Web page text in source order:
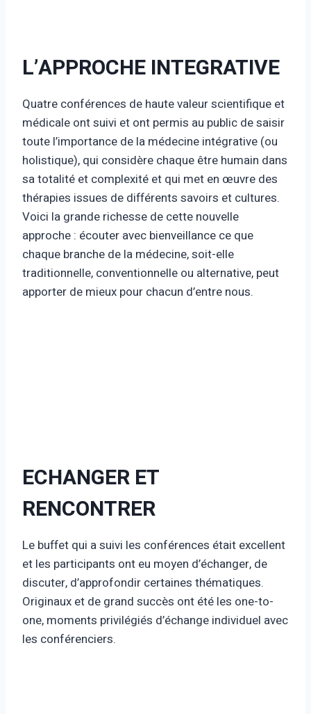
L’APPROCHE INTEGRATIVE
Quatre conférences de haute valeur scientifique et
médicale ont suivi et ont permis au public de saisir
toute l’importance de la médecine intégrative (ou
holistique), qui considère chaque être humain dans
sa totalité et complexité et qui met en œuvre des
thérapies issues de différents savoirs et cultures.
Voici la grande richesse de cette nouvelle
approche : écouter avec bienveillance ce que
chaque branche de la médecine, soit-elle
traditionnelle, conventionnelle ou alternative, peut
apporter de mieux pour chacun d’entre nous.
ECHANGER ET
RENCONTRER
Le buffet qui a suivi les conférences était excellent
et les participants ont eu moyen d’échanger, de
discuter, d’approfondir certaines thématiques.
Originaux et de grand succès ont été les one-to-
one, moments privilégiés d’échange individuel avec
les conférenciers.